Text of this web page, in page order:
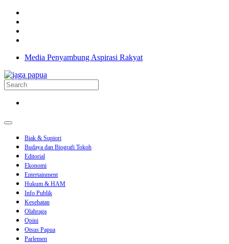
Media Penyambung Aspirasi Rakyat
Biak & Supiori
Budaya dan Biografi Tokoh
Editorial
Ekonomi
Entertainment
Hukum & HAM
Info Publik
Kesehatan
Olahraga
Opini
Otsus Papua
Parlemen